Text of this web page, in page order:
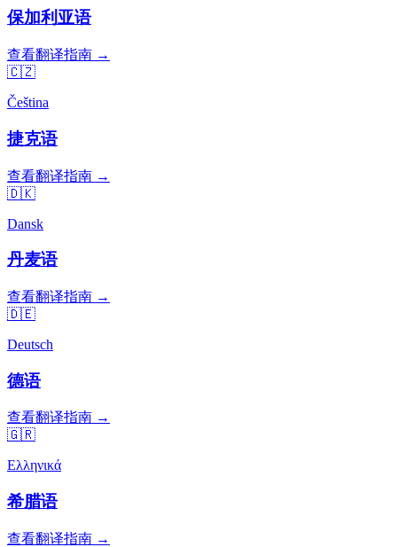
保加利亚语
查看翻译指南 →
🇨🇿
Čeština
捷克语
查看翻译指南 →
🇩🇰
Dansk
丹麦语
查看翻译指南 →
🇩🇪
Deutsch
德语
查看翻译指南 →
🇬🇷
Ελληνικά
希腊语
查看翻译指南 →